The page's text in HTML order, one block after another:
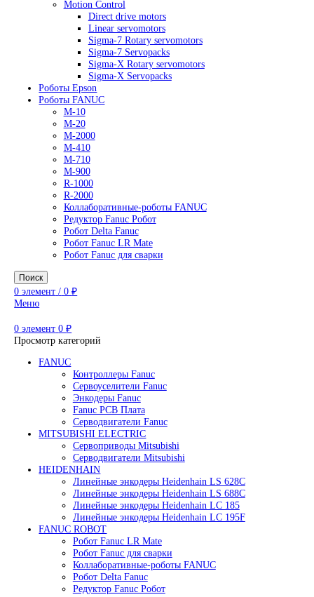
Yaskawa
AC Drives
General Purpose Industrial Drives
Legacy Drives
Regenerative Solutions
Special Application Drives
Motion Control
Direct drive motors
Роботы Epson
Роботы FANUC
M-10
M-20
M-2000
M-410
R-1000
Редуктор Fanuc Робот
Робот Delta Fanuc
Робот Fanuc для сварки
элемент 0₽
Меню
элемент 0₽
Просмотр категорий
FANUC
Контроллеры Fanuc
Сервоуселители Fanuc
Энкодеры Fanuc
Fanuc PCB Плата
Серводвигатели Fanuc
MITSUBISHI ELECTRIC
Сервоприводы Mitsubishi